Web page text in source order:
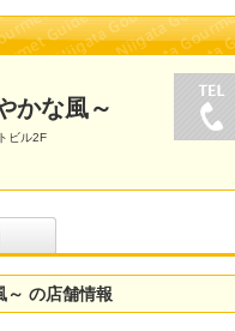
かな風～
ビル2F
の店舗情報